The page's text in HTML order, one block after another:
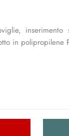
in polipropilene